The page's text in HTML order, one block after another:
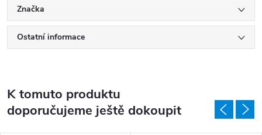
Značka
Ostatní informace
K tomuto produktu
doporučujeme ještě dokoupit